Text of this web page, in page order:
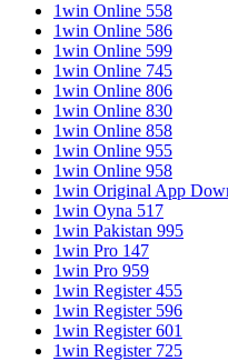
1win Online 558
1win Online 586
1win Online 599
1win Online 745
1win Online 806
1win Online 830
1win Online 858
1win Online 955
1win Online 958
1win Original App
1win Oyna 517
1win Pakistan 995
1win Pro 147
1win Pro 959
1win Register 455
1win Register 596
1win Register 601
1win Register 725